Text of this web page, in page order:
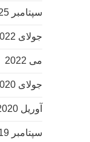
سپتامبر 2025
جولای 2022
می 2022
جولای 2020
آوریل 2020
سپتامبر 2019